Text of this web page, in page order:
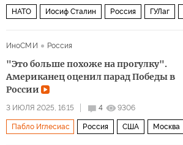
НАТО Иосиф Сталин Россия ГУЛаг
ИноСМИ Россия
"Это больше похоже на прогулку".
Американец оценил парад Победы в
России
3 ИЮЛЯ 2025, 16:15 4 9306
Пабло Иглесиас Россия США Москва